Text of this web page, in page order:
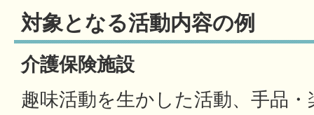
対象となる活動内容の例
介護保険施設
趣味活動を生かした活動、手品